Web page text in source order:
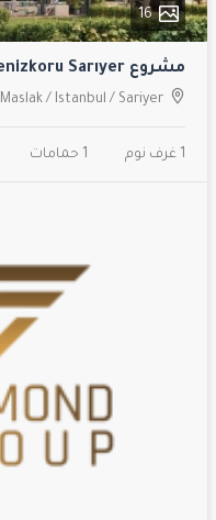
16
مشروع Denizkoru Sarıyer
Maslak / Istanbul / Sariyer
1 غرف نوم 1 حمامات